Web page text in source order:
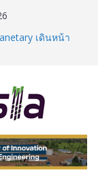
เดินหน้า
โรงงาน 28 แห่งมี
ภาพน้ำตาลและ
การบริหารจัดการ